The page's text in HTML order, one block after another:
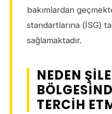
bakımlardan
standartlarına (İSG)
sağlamaktadır.
NEDEN
TERCIH